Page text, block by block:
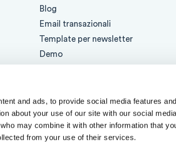
and ads, to provide social media features
about your use of our site with our social
may combine it with other information that
from your use of their services.
Blog
Email transazionali
Template per newsletter
Demo